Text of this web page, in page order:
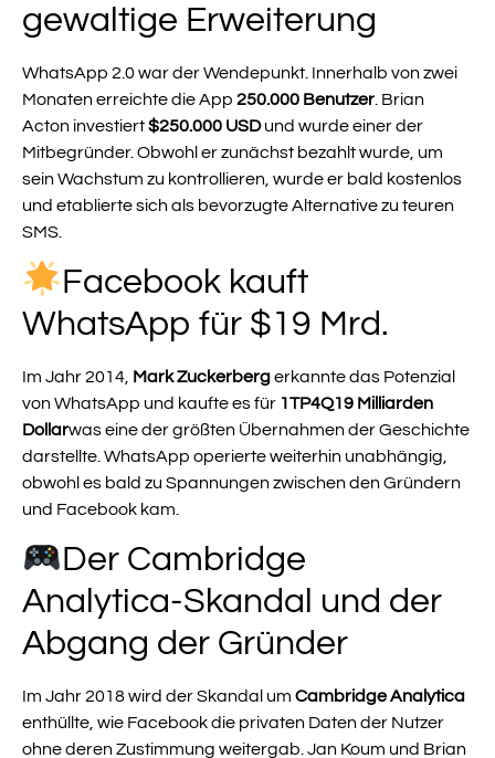
gewaltige Erweiterung
WhatsApp 2.0 war der Wendepunkt. Innerhalb von zwei
Monaten erreichte die App 250.000 Benutzer . Brian
Acton investiert$250.000 USDund wurde einer der
Mitbegründer. Obwohl er zunächst bezahlt wurde, um
sein Wachstum zu kontrollieren, wurde er bald kostenlos
und etablierte sich als bevorzugte Alternative zu teuren
SMS.
Facebook kauft
WhatsApp für $19 Mrd.
Im Jahr 2014, Mark Zuckerbergerkannte das Potenzial
von WhatsApp und kaufte es für 1TP4Q19 Milliarden
Dollarwas eine der größten Übernahmen der Geschichte
darstellte. WhatsApp operierte weiterhin unabhängig,
obwohl es bald zu Spannungen zwischen den Gründern
und Facebook kam.
Der Cambridge
Analytica-Skandal und der
Abgang der Gründer
Im Jahr 2018 wird der Skandal um Cambridge Analytica
enthüllte, wie Facebook die privaten Daten der Nutzer
ohne deren Zustimmung weitergab. Jan Koum und Brian